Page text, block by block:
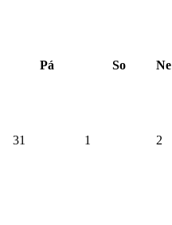
Pá So
Ne
31 1 2